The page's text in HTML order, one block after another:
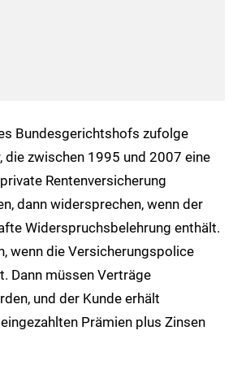
Bundesgerichtshofs zufolge
die zwischen 1995 und 2007 eine
Rentenversicherung
dann widersprechen, wenn der
Widerspruchsbelehrung enthält.
wenn die Versicherungspolice
Dann müssen Verträge
und der Kunde erhält
Prämien plus Zinsen